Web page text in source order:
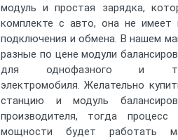
модуль и простая зарядка,
комплекте с авто, она не имеет
подключения и обмена. В нашем
разные по цене модули
для однофазного и
электромобиля. Желательно
станцию и модуль
производителя, тогда процесс
мощности будет работать